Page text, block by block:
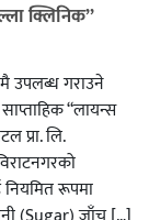
क्लिनिक”
उपलब्ध गराउने
“लायन्स
प्रा. लि.
रूपमा